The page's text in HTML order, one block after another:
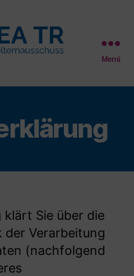
Menü
klärt Sie über die
Verarbeitung
(nachfolgend